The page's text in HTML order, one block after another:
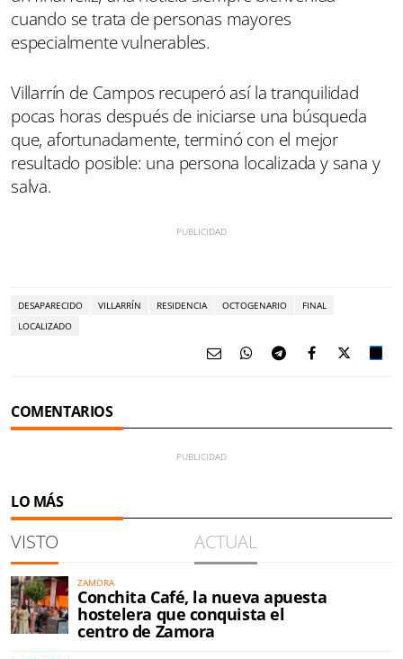
cuando se trata de personas mayores
especialmente vulnerables.
Villarrín de Campos recuperó así la tranquilidad
pocas horas después de iniciarse una búsqueda
que, afortunadamente, terminó con el mejor
resultado posible: una persona localizada y sana y
salva.
DESAPARECIDO VILLARRÍN RESIDENCIA OCTOGENARIO
FINAL
LOCALIZADO
COMENTARIOS
LO MÁS
VISTO ACTUAL
ZAMORA
Conchita Café, la nueva apuesta
hostelera que conquista el
centro de Zamora